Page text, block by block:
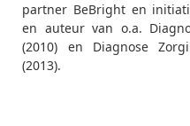
partner BeBright en
en auteur van o.a.
(2010) en Diagnose
(2013).